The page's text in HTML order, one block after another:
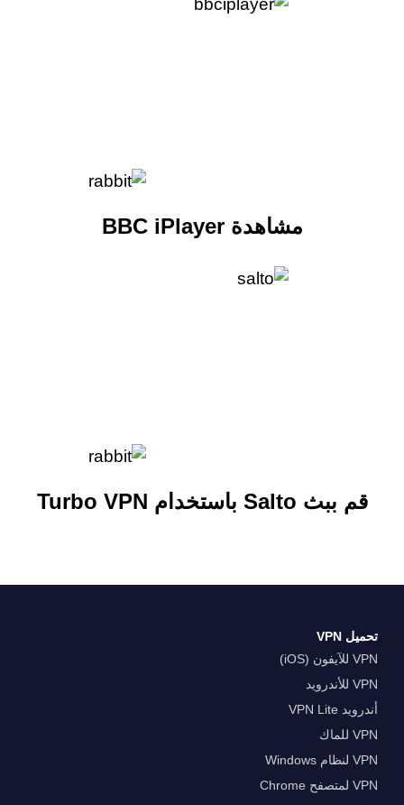
مشاهدة BBC iPlayer
قم ببث Salto باستخدام Turbo VPN
تحميل VPN
VPN للآيفون (iOS)
VPN للأندرويد
أندرويد VPN Lite
VPN للماك
VPN لنظام Windows
VPN لمتصفح Chrome